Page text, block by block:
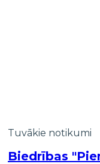
Tuvākie notikumi
Biedrības